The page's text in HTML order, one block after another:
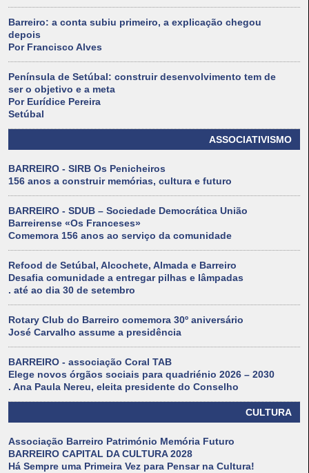
Barreiro: a conta subiu primeiro, a explicação chegou
depois
Por Francisco Alves
Península de Setúbal: construir desenvolvimento tem de
ser o objetivo e a meta
Por Eurídice Pereira
Setúbal
ASSOCIATIVISMO
BARREIRO - SIRB Os Penicheiros
156 anos a construir memórias, cultura e futuro
BARREIRO - SDUB – Sociedade Democrática União
Barreirense «Os Franceses»
Comemora 156 anos ao serviço da comunidade
Refood de Setúbal, Alcochete, Almada e Barreiro
Desafia comunidade a entregar pilhas e lâmpadas
. até ao dia 30 de setembro
Rotary Club do Barreiro comemora 30º aniversário
José Carvalho assume a presidência
BARREIRO - associação Coral TAB
Elege novos órgãos sociais para quadriénio 2026 – 2030
. Ana Paula Nereu, eleita presidente do Conselho
CULTURA
Associação Barreiro Património Memória Futuro
BARREIRO CAPITAL DA CULTURA 2028
Há Sempre uma Primeira Vez para Pensar na Cultura!